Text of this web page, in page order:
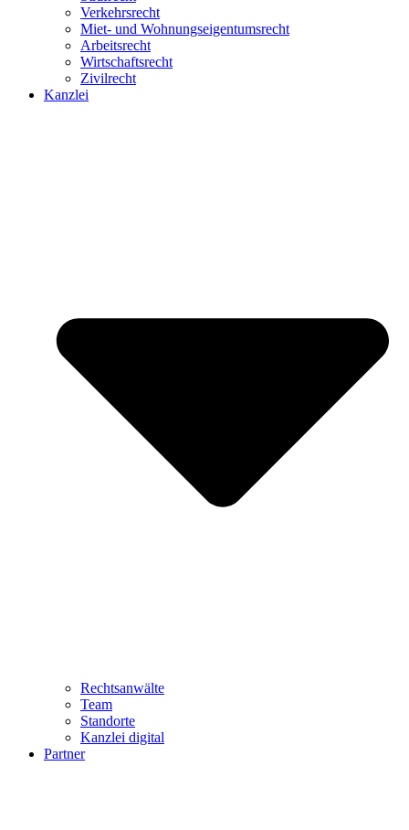
Verkehrsrecht
Miet- und Wohnungseigentumsrecht
Arbeitsrecht
Wirtschaftsrecht
Zivilrecht
Kanzlei
Rechtsanwälte
Team
Standorte
Kanzlei digital
Partner